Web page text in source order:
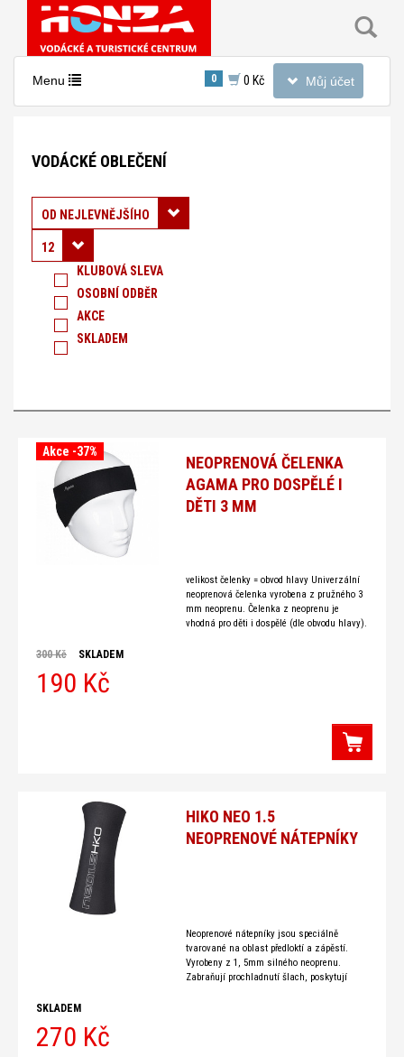
Toggle
navigation
Můj účet
Toggle
Menu 0 0 Kč
Vodácké
oblečení
VODÁCKÉ OBLEČENÍ
Řadit podle:
OD NEJLEVNĚJŠÍHO
12
KLUBOVÁ SLEVA
OSOBNÍ ODBĚR
AKCE
SKLADEM
NEOPRENOVÁ ČELENKA
AGAMA PRO DOSPĚLÉ I
DĚTI 3 MM
Akce -37%
velikost čelenky = obvod hlavy Univerzální
neoprenová čelenka vyrobena z pružného 3
mm neoprenu. Čelenka z neoprenu je
vhodná pro děti i dospělé (dle obvodu hlavy).
300 Kč SKLADEM
190 Kč
HIKO NEO 1.5
NEOPRENOVÉ NÁTEPNÍKY
Neoprenové nátepníky jsou speciálně
tvarované na oblast předloktí a zápěstí.
Vyrobeny z 1, 5mm silného neoprenu.
Zabraňují prochladnutí šlach, poskytují
SKLADEM
270 Kč